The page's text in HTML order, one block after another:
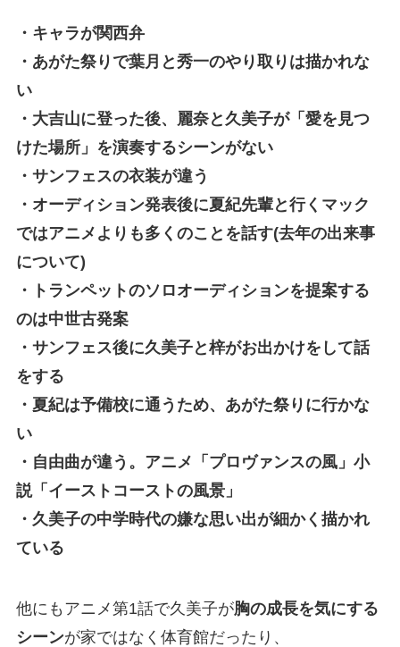
・キャラが関西弁
・あがた祭りで葉月と秀一のやり取りは描かれな
い
・大吉山に登った後、麗奈と久美子が「愛を見つ
けた場所」を演奏するシーンがない
・サンフェスの衣装が違う
・オーディション発表後に夏紀先輩と行くマック
ではアニメよりも多くのことを話す(去年の出来事
について)
・トランペットのソロオーディションを提案する
のは中世古発案
・サンフェス後に久美子と梓がお出かけをして話
をする
・夏紀は予備校に通うため、あがた祭りに行かな
い
・自由曲が違う。アニメ「プロヴァンスの風」小
説「イーストコーストの風景」
・久美子の中学時代の嫌な思い出が細かく描かれ
ている
他にもアニメ第1話で久美子が胸の成長を気にする
シーンが家ではなく体育館だったり、